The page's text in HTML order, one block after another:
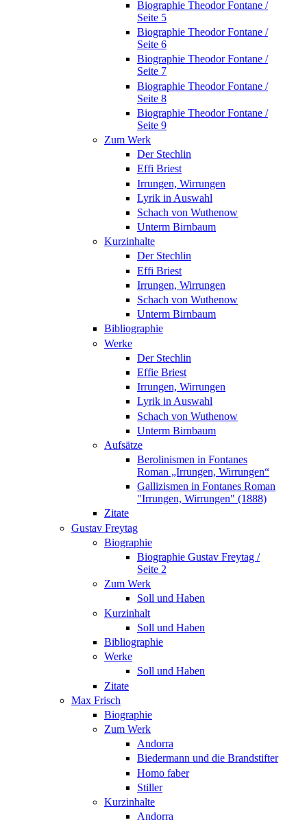
Biographie Theodor Fontane /
Seite 5
Biographie Theodor Fontane /
Seite 6
Biographie Theodor Fontane /
Seite 7
Biographie Theodor Fontane /
Seite 8
Biographie Theodor Fontane /
Seite 9
Zum Werk
Der Stechlin
Effi Briest
Irrungen, Wirrungen
Lyrik in Auswahl
Schach von Wuthenow
Unterm Birnbaum
Kurzinhalte
Der Stechlin
Effi Briest
Irrungen, Wirrungen
Schach von Wuthenow
Unterm Birnbaum
Bibliographie
Werke
Der Stechlin
Effie Briest
Irrungen, Wirrungen
Lyrik in Auswahl
Schach von Wuthenow
Unterm Birnbaum
Aufsätze
Berolinismen in Fontanes
Roman „Irrungen, Wirrungen“
Gallizismen in Fontanes Roman
"Irrungen, Wirrungen" (1888)
Zitate
Gustav Freytag
Biographie
Biographie Gustav Freytag /
Seite 2
Zum Werk
Soll und Haben
Kurzinhalt
Soll und Haben
Bibliographie
Werke
Soll und Haben
Zitate
Max Frisch
Biographie
Zum Werk
Andorra
Biedermann und die Brandstifter
Homo faber
Stiller
Kurzinhalte
Andorra